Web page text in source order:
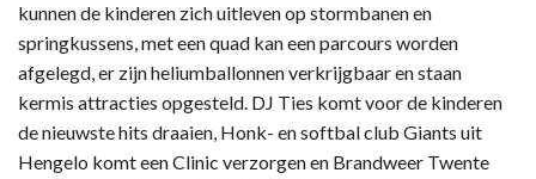
kunnen de kinderen zich uitleven op stormbanen en
springkussens, met een quad kan een parcours worden
afgelegd, er zijn heliumballonnen verkrijgbaar en staan
kermis attracties opgesteld. DJ Ties komt voor de kinderen
de nieuwste hits draaien, Honk- en softbal club Giants uit
Hengelo komt een Clinic verzorgen en Brandweer Twente